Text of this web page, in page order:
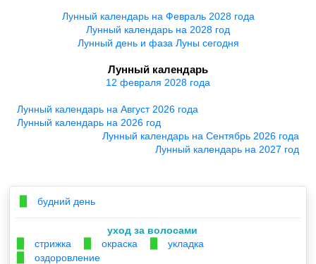
Лунный календарь на Февраль 2028 года
Лунный календарь на 2028 год
Лунный день и фаза Луны сегодня
Лунный календарь
12 февраля 2028 года
Лунный календарь на Август 2026 года
Лунный календарь на 2026 год
Лунный календарь на Сентябрь 2026 года
Лунный календарь на 2027 год
будний день
уход за волосами
стрижка окраска укладка
оздоровление